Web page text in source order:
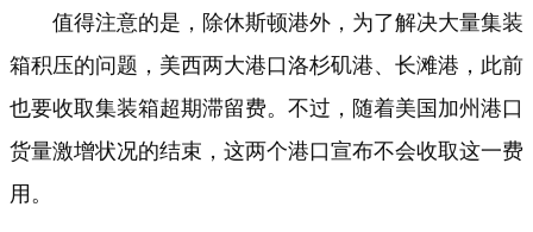
值得注意的是，除休斯顿港外，为了解决大量集装
箱积压的问题，美西两大港口洛杉矶港、长滩港，此前
也要收取集装箱超期滞留费。不过，随着美国加州港口
货量激增状况的结束，这两个港口宣布不会收取这一费
用。